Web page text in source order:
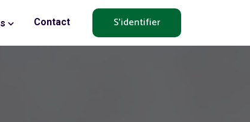
Contact S'identifier